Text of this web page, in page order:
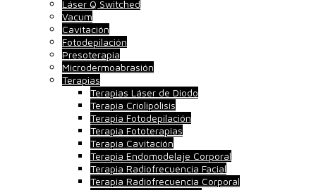
Láser Q Switched
Vacum
Cavitación
Fotodepilación
Presoterapia
Microdermoabrasión
Terapias
Terapias Láser de Diodo
Terapia Criolipólisis
Terapia Fotodepilación
Terapia Fototerapias
Terapia Cavitación
Terapia Endomodelaje Corporal
Terapia Radiofrecuencia Facial
Terapia Radiofrecuencia Corporal